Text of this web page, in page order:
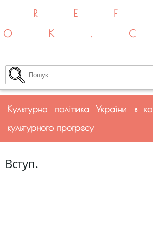
Культурна політика України в
культурного прогресу
Вступ.